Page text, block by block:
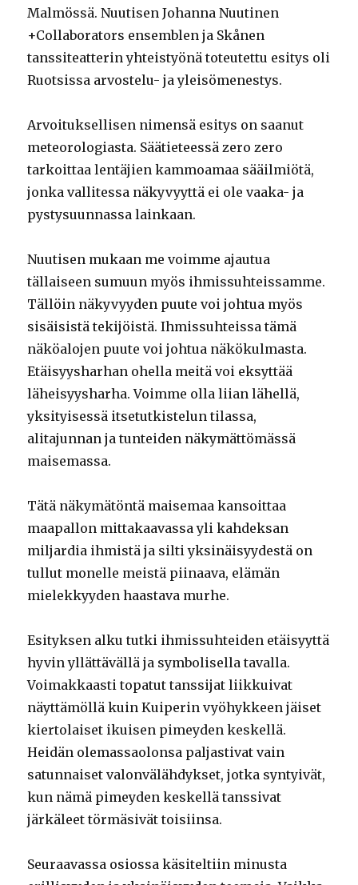
Malmössä. Nuutisen Johanna Nuutinen
+Collaborators ensemblen ja Skånen
tanssiteatterin yhteistyönä toteutettu esitys oli
Ruotsissa arvostelu- ja yleisömenestys.
Arvoituksellisen nimensä esitys on saanut
meteorologiasta. Säätieteessä zero zero
tarkoittaa lentäjien kammoamaa sääilmiötä,
jonka vallitessa näkyvyyttä ei ole vaaka- ja
pystysuunnassa lainkaan.
Nuutisen mukaan me voimme ajautua
tällaiseen sumuun myös ihmissuhteissamme.
Tällöin näkyvyyden puute voi johtua myös
sisäisistä tekijöistä. Ihmissuhteissa tämä
näköalojen puute voi johtua näkökulmasta.
Etäisyysharhan ohella meitä voi eksyttää
läheisyysharha. Voimme olla liian lähellä,
yksityisessä itsetutkistelun tilassa,
alitajunnan ja tunteiden näkymättömässä
maisemassa.
Tätä näkymätöntä maisemaa kansoittaa
maapallon mittakaavassa yli kahdeksan
miljardia ihmistä ja silti yksinäisyydestä on
tullut monelle meistä piinaava, elämän
mielekkyyden haastava murhe.
Esityksen alku tutki ihmissuhteiden etäisyyttä
hyvin yllättävällä ja symbolisella tavalla.
Voimakkaasti topatut tanssijat liikkuivat
näyttämöllä kuin Kuiperin vyöhykkeen jäiset
kiertolaiset ikuisen pimeyden keskellä.
Heidän olemassaolonsa paljastivat vain
satunnaiset valonvälähdykset, jotka syntyivät,
kun nämä pimeyden keskellä tanssivat
järkäleet törmäsivät toisiinsa.
Seuraavassa osiossa käsiteltiin minusta